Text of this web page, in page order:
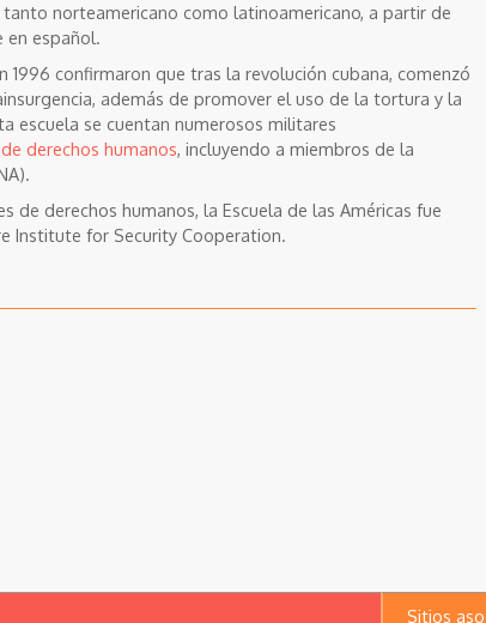
norteamericano como latinoamericano, a partir de
en español.
confirmaron que tras la revolución cubana, comenzó
además de promover el uso de la tortura y la
escuela se cuentan numerosos militares
derechos humanos, incluyendo a miembros de la
de derechos humanos, la Escuela de las Américas fue
Institute for Security Cooperation.
Sitios